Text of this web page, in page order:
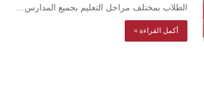
الطلاب بمختلف مراحل التعليم بجميع المدارس…
أكمل القراءة »